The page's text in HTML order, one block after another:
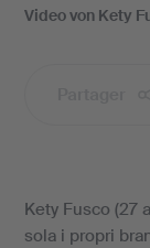
Video von Kety
Kety Fusco (27
sola i propri